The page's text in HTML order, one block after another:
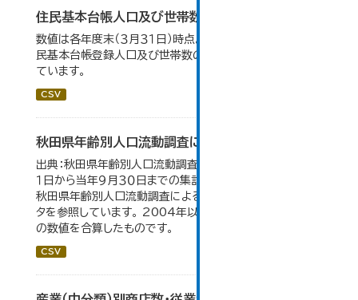
住民基本台帳人口及び世帯数の推移
数値は各年度末（３月３１日）時点。大仙市の統計「2-9 住
民基本台帳登録人口及び世帯数の推移」のデータを参照し
ています。
CSV
秋田県年齢別人口流動調査による人口動態の推移
出典：秋田県年齢別人口流動調査。 各年ともに、前年１０月
１日から当年９月３０日までの集計。 大仙市の統計「2-10
秋田県年齢別人口流動調査による人口動態の推移」のデー
タを参照しています。 2004年以前の数値は合併前市町村
の数値を合算したものです。
CSV